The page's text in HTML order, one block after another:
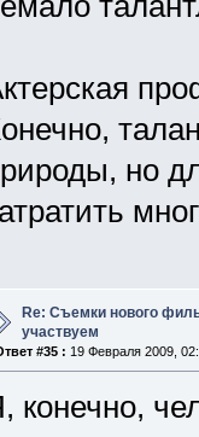
но
Re: Съемки нового
участвуем
#35 : 19 Февраля 2009,
конечно,